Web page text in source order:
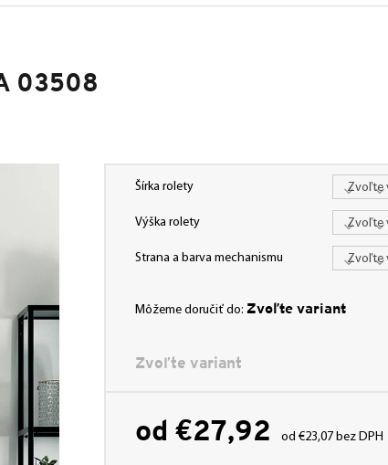
03508
od €27,92 od€23,07 bez DPH
Šírka rolety
Výška rolety
Strana a barva mechanismu
Môžeme doručiť do: Zvoľte variant
Zvoľte variant